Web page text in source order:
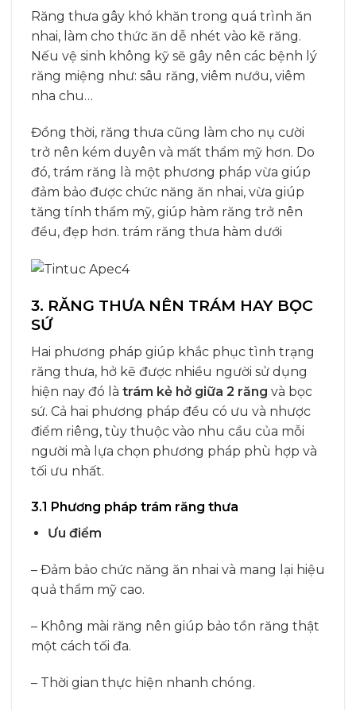
Răng thưa gây khó khăn trong quá trình ăn
nhai, làm cho thức ăn dễ nhét vào kẽ răng.
Nếu vệ sinh không kỹ sẽ gây nên các bệnh lý
răng miệng như: sâu răng, viêm nướu, viêm
nha chu…
Đồng thời, răng thưa cũng làm cho nụ cười
trở nên kém duyên và mất thẩm mỹ hơn. Do
đó, trám răng là một phương pháp vừa giúp
đảm bảo được chức năng ăn nhai, vừa giúp
tăng tính thẩm mỹ, giúp hàm răng trở nên
đều, đẹp hơn. trám răng thưa hàm dưới
3. RĂNG THƯA NÊN TRÁM HAY BỌC
SỨ
Hai phương pháp giúp khắc phục tình trạng
răng thưa, hở kẽ được nhiều người sử dụng
hiện nay đó là trám kẻ hở giữa 2 răng và bọc
sứ. Cả hai phương pháp đều có ưu và nhược
điểm riêng, tùy thuộc vào nhu cầu của mỗi
người mà lựa chọn phương pháp phù hợp và
tối ưu nhất.
3.1 Phương pháp trám răng thưa
Ưu điểm
– Đảm bảo chức năng ăn nhai và mang lại hiệu
quả thẩm mỹ cao.
– Không mài răng nên giúp bảo tồn răng thật
một cách tối đa.
– Thời gian thực hiện nhanh chóng.